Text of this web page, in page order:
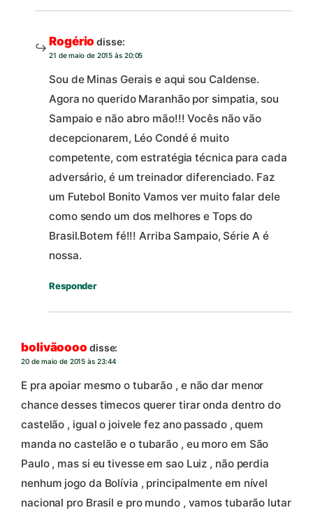
Rogério disse:
21 de maio de 2015 às 20:05
Sou de Minas Gerais e aqui sou Caldense.
Agora no querido Maranhão por simpatia, sou
Sampaio e não abro mão!!! Vocês não vão
decepcionarem, Léo Condé é muito
competente, com estratégia técnica para cada
adversário, é um treinador diferenciado. Faz
um Futebol Bonito Vamos ver muito falar dele
como sendo um dos melhores e Tops do
Brasil.Botem fé!!! Arriba Sampaio, Série A é
nossa.
Responder
bolivãoooo disse:
20 de maio de 2015 às 23:44
E pra apoiar mesmo o tubarão , e não dar menor
chance desses timecos querer tirar onda dentro do
castelão , igual o joivele fez ano passado , quem
manda no castelão e o tubarão , eu moro em São
Paulo , mas si eu tivesse em sao Luiz , não perdia
nenhum jogo da Bolívia , principalmente em nível
nacional pro Brasil e pro mundo , vamos tubarão lutar